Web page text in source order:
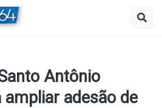
Antônio
ampliar adesão de